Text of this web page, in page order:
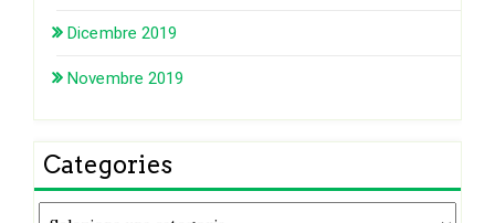
Dicembre 2019
Novembre 2019
Categories